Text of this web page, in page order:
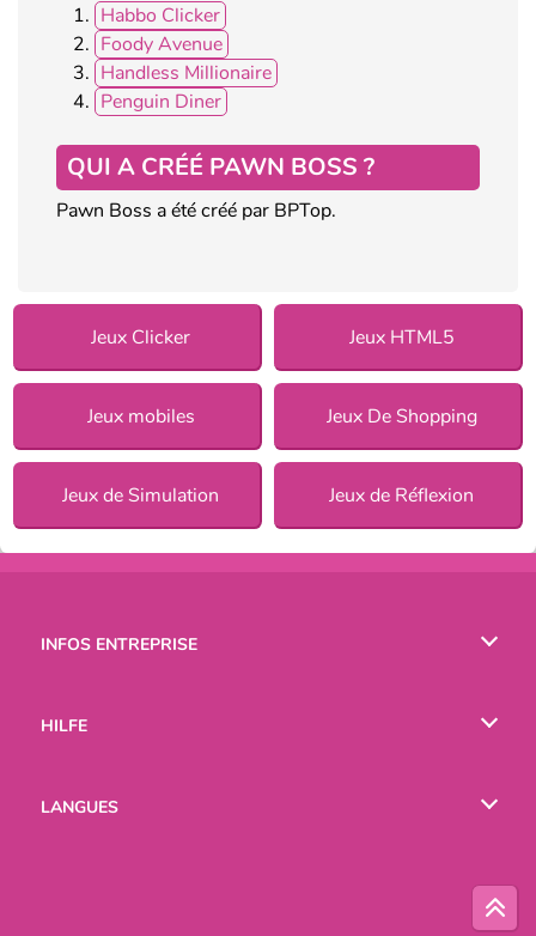
Habbo Clicker
Foody Avenue
Handless Millionaire
Penguin Diner
QUI A CRÉÉ PAWN BOSS ?
Pawn Boss a été créé par BPTop.
Jeux Clicker Jeux HTML5
Jeux mobiles Jeux De Shopping
Jeux de Simulation Jeux de Réflexion
INFOS ENTREPRISE
HILFE
LANGUES